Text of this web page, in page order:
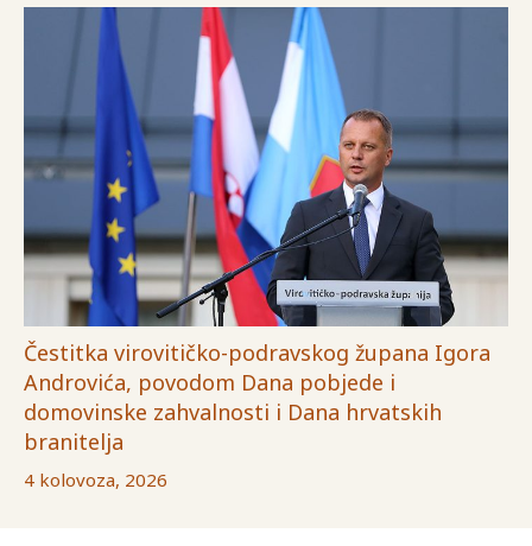
Čestitka virovitičko-podravskog župana Igora
Androvića, povodom Dana pobjede i
domovinske zahvalnosti i Dana hrvatskih
branitelja
4 kolovoza, 2026